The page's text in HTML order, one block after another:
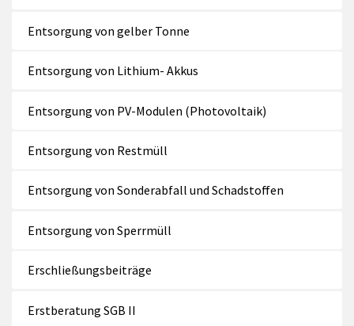
Entsorgung von gelber Tonne
Entsorgung von Lithium- Akkus
Entsorgung von PV-Modulen (Photovoltaik)
Entsorgung von Restmüll
Entsorgung von Sonderabfall und Schadstoffen
Entsorgung von Sperrmüll
Erschließungsbeiträge
Erstberatung SGB II